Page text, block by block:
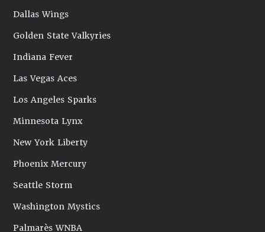
Dallas Wings
Golden State Valkyries
Indiana Fever
Las Vegas Aces
Los Angeles Sparks
Minnesota Lynx
New York Liberty
Phoenix Mercury
Seattle Storm
Washington Mystics
Palmarès WNBA